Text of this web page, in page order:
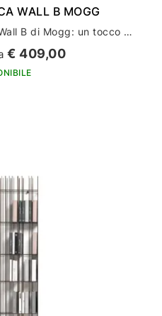
WALL B MOGG
Scopri la libreria Metrica Wall B di Mogg: un tocco di stile per il tuo arredamento casa
€ 409,00